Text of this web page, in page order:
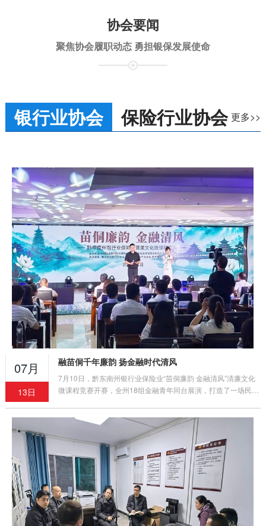
协会要闻
聚焦协会履职动态 勇担银保发展使命
银行业协会 更多>>
保险行业协会
07月
13日
融苗侗千年廉韵 扬金融时代清风
7月10日，黔东南州银行业保险业“苗侗廉韵 金融清风”清廉文化
微课程竞赛开赛，全州18组金融青年同台展演，打造了一场民族